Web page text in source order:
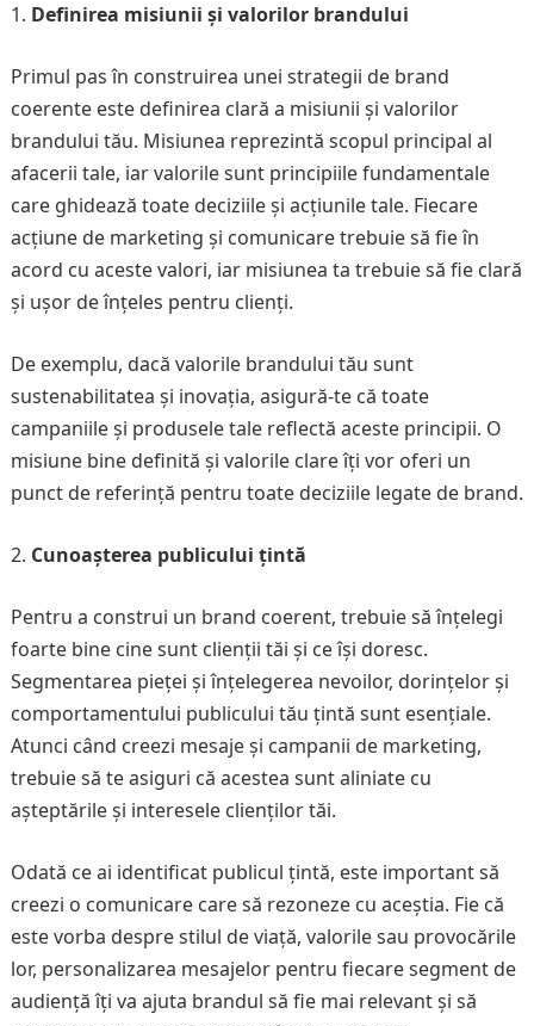
Definirea misiunii și valorilor brandului
Primul pas în construirea unei strategii de brand
coerente este definirea clară a misiunii și valorilor
brandului tău. Misiunea reprezintă scopul principal al
afacerii tale, iar valorile sunt principiile fundamentale
care ghidează toate deciziile și acțiunile tale. Fiecare
acțiune de marketing și comunicare trebuie să fie în
acord cu aceste valori, iar misiunea ta trebuie să fie clară
și ușor de înțeles pentru clienți.
De exemplu, dacă valorile brandului tău sunt
sustenabilitatea și inovația, asigură-te că toate
campaniile și produsele tale reflectă aceste principii. O
misiune bine definită și valorile clare îți vor oferi un
punct de referință pentru toate deciziile legate de brand.
Cunoașterea publicului țintă
Pentru a construi un brand coerent, trebuie să înțelegi
foarte bine cine sunt clienții tăi și ce își doresc.
Segmentarea pieței și înțelegerea nevoilor, dorințelor și
comportamentului publicului tău țintă sunt esențiale.
Atunci când creezi mesaje și campanii de marketing,
trebuie să te asiguri că acestea sunt aliniate cu
așteptările și interesele clienților tăi.
Odată ce ai identificat publicul țintă, este important să
creezi o comunicare care să rezoneze cu aceștia. Fie că
este vorba despre stilul de viață, valorile sau provocările
lor, personalizarea mesajelor pentru fiecare segment de
audiență îți va ajuta brandul să fie mai relevant și să